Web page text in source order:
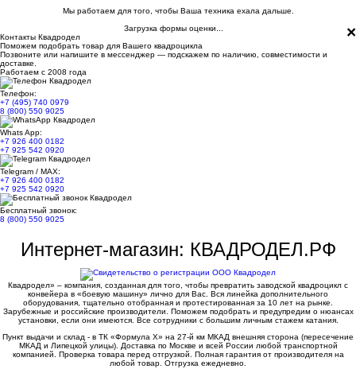
Мы работаем для того, чтобы Ваша техника ехала дальше.
×
Загрузка формы оценки...
Контакты Квадродел
Поможем подобрать товар для Вашего квадроцикла
Позвоните или напишите в мессенджер — подскажем по наличию, совместимости и
доставке.
Работаем с 2008 года
Телефон:
+7 (495) 740 0979
8 (800) 550 9025
Whats App:
+7 926 400 0182
+7 925 542 0920
Telegram / MAX:
+7 926 400 0182
+7 925 542 0920
Бесплатный звонок:
8 (800) 550 9025
Интернет-магазин: КВАДРОДЕЛ.РФ
Квадродел» – компания, созданная для того, чтобы превратить заводской квадроцикл с
конвейера в «боевую машину» лично для Вас. Вся линейка дополнительного
оборудования, тщательно отобранная и протестированная за 10 лет на рынке.
Зарубежные и российские производители. Поможем подобрать и предупредим о нюансах
установки, если они имеются. Все сотрудники с большим личным стажем катания.
Пункт выдачи и склад - в ТК «Формула X» на 27-й км МКАД внешняя сторона (пересечение
МКАД и Липецкой улицы). Доставка по Москве и всей России любой транспортной
компанией. Проверка товара перед отгрузкой. Полная гарантия от производителя на
любой товар. Отгрузка ежедневно.